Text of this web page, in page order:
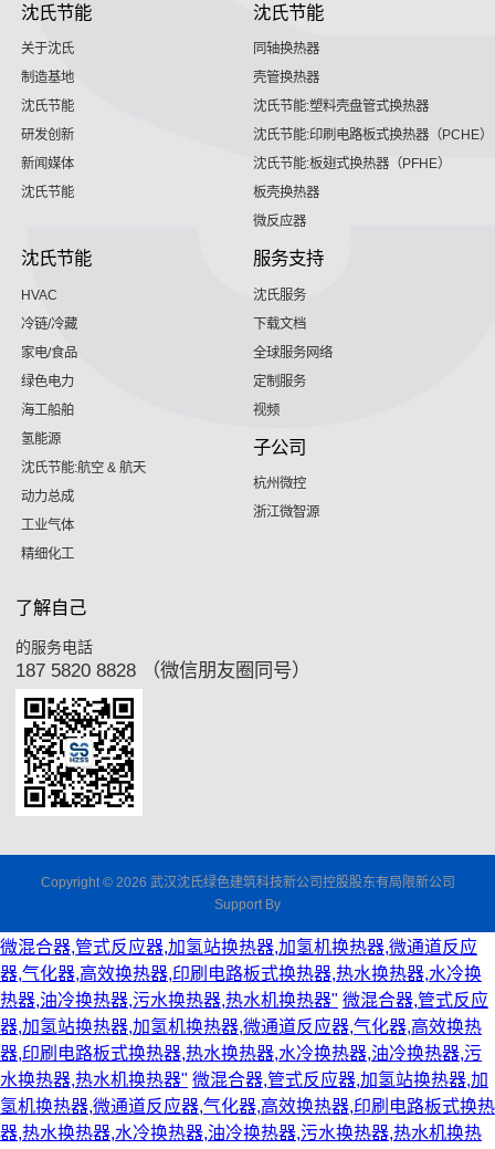
沈氏节能
关于沈氏
制造基地
沈氏节能
研发创新
新闻媒体
沈氏节能
沈氏节能
同轴换热器
壳管换热器
沈氏节能:塑料壳盘管式换热器
沈氏节能:印刷电路板式换热器（PCHE）
沈氏节能:板翅式换热器（PFHE）
板壳换热器
微反应器
沈氏节能
HVAC
冷链/冷藏
家电/食品
绿色电力
海工船舶
氢能源
沈氏节能:航空 & 航天
动力总成
工业气体
精细化工
服务支持
沈氏服务
下载文档
全球服务网络
定制服务
视频
子公司
杭州微控
浙江微智源
了解自己
的服务电話
187 5820 8828 （微信朋友圈同号）
Copyright © 2026 武汉沈氏绿色建筑科技新公司控股股东有局限新公司
Support By
微混合器,管式反应器,加氢站换热器,加氢机换热器,微通道反应
器,气化器,高效换热器,印刷电路板式换热器,热水换热器,水冷换
热器,油冷换热器,污水换热器,热水机换热器" 微混合器,管式反应
器,加氢站换热器,加氢机换热器,微通道反应器,气化器,高效换热
器,印刷电路板式换热器,热水换热器,水冷换热器,油冷换热器,污
水换热器,热水机换热器" 微混合器,管式反应器,加氢站换热器,加
氢机换热器,微通道反应器,气化器,高效换热器,印刷电路板式换热
器,热水换热器,水冷换热器,油冷换热器,污水换热器,热水机换热